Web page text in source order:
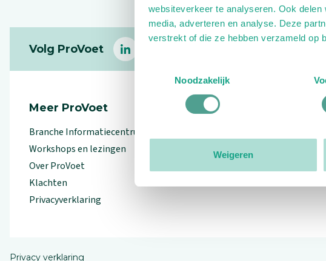
websiteverkeer te analyseren. Ook
media, adverteren en analyse. Deze
verstrekt of die ze hebben verzameld op
Noodzakelijk
Weigeren
Volg ProVoet
linkedin
Meer ProVoet
Branche Informatiecentrum
Workshops en lezingen
Over ProVoet
Klachten
Privacyverklaring
Privacy verklaring